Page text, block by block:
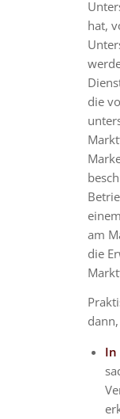
hat,
die
einem
am
die
In